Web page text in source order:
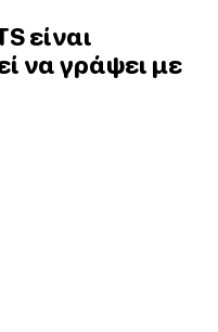
είναι
να γράψει με